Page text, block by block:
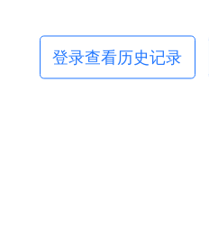
登录查看历史记录